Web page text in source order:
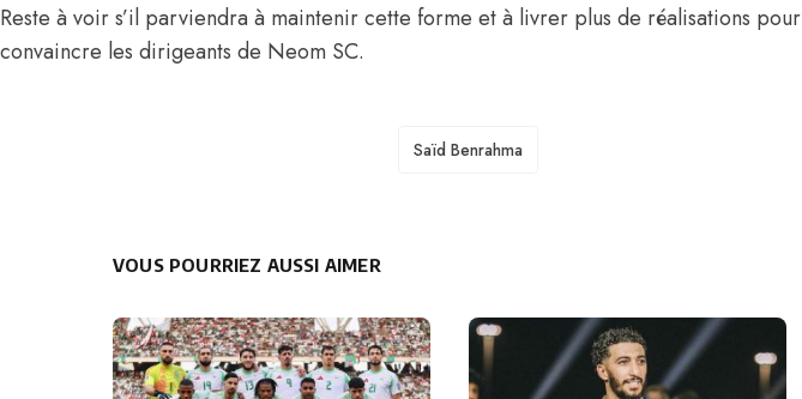
Reste à voir s’il parviendra à maintenir cette forme et à livrer plus de réalisations pour
convaincre les dirigeants de Neom SC.
TAGS
Saïd Benrahma
VOUS POURRIEZ AUSSI AIMER